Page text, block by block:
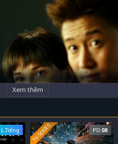
Xem thêm
L.Tiếng PD. 08
TV-SERIES